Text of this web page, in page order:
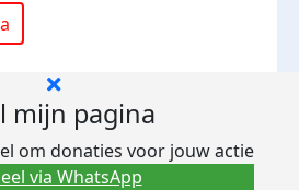
mijn pagina
om donaties voor jouw actie
via WhatsApp